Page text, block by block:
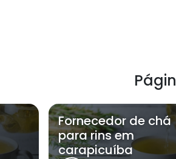
Fornecedor de chá
para rins em
carapicuíba